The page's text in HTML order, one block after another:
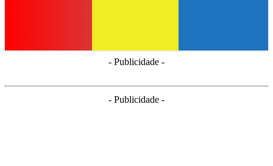
- Publicidade -
- Publicidade -